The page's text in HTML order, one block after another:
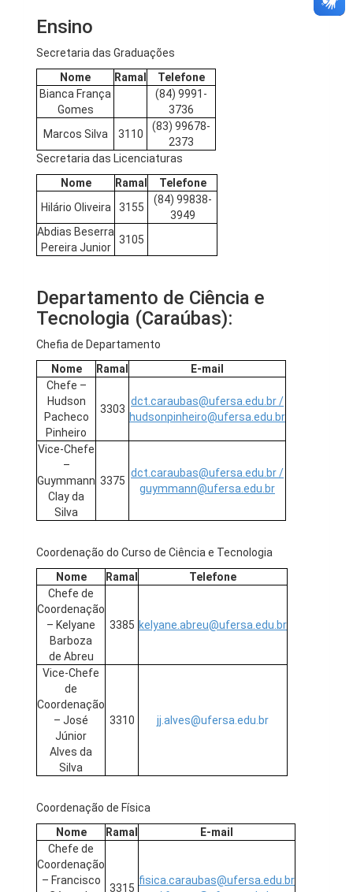
Ensino
Secretaria das Graduações
Nome
Ramal
Telefone
Bianca França
Gomes
(84) 9991-
3736
Marcos Silva
3110
(83) 99678-
2373
Secretaria das Licenciaturas
Nome
Ramal
Telefone
Hilário Oliveira
3155
(84) 99838-
3949
Abdias Beserra
Pereira Junior
3105
Departamento de Ciência e
Tecnologia (Caraúbas):
Chefia de Departamento
Nome
Ramal
E-mail
Chefe –
Hudson
Pacheco
Pinheiro
3303
dct.caraubas@ufersa.edu.br /
hudsonpinheiro@ufersa.edu.br
Vice-Chefe
–
Guymmann
Clay da
Silva
3375
dct.caraubas@ufersa.edu.br /
guymmann@ufersa.edu.br
Coordenação do Curso de Ciência e Tecnologia
Nome
Ramal
Telefone
Chefe de
Coordenação
– Kelyane
Barboza
de Abreu
3385 kelyane.abreu@ufersa.edu.br
Vice-Chefe
de
Coordenação
– José
Júnior
Alves da
Silva
3310 jj.alves@ufersa.edu.br
Coordenação de Física
Nome
Ramal
E-mail
Chefe de
Coordenação
– Francisco
3315
fisica.caraubas@ufersa.edu.br